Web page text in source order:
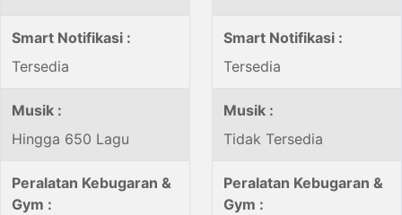
Smart Notifikasi :
Tersedia
Smart Notifikasi :
Tersedia
Musik :
Hingga 650 Lagu
Musik :
Tidak Tersedia
Peralatan Kebugaran &
Gym :
Peralatan Kebugaran &
Gym :